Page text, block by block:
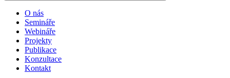
O nás
Semináře
Webináře
Projekty
Publikace
Konzultace
Kontakt